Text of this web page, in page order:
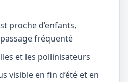
proche d’enfants,
passage fréquenté
et les pollinisateurs
visible en fin d’été et en